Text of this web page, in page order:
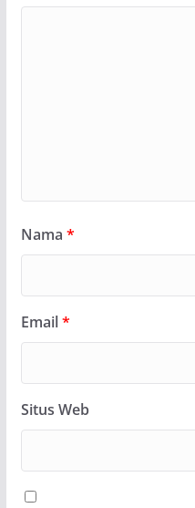
Nama *
Email*
Situs Web